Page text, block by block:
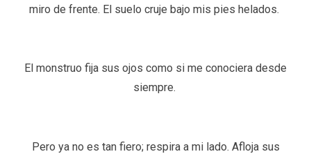
miro de frente. El suelo cruje bajo mis pies helados.
El monstruo fija sus ojos como si me conociera desde
siempre.
Pero ya no es tan fiero; respira a mi lado. Afloja sus